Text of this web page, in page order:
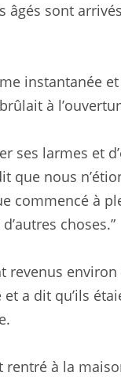
âgés sont
instantanée
à
ses larmes et
que nous
commencé à
choses.”
revenus
et a dit qu’ils
rentré à la